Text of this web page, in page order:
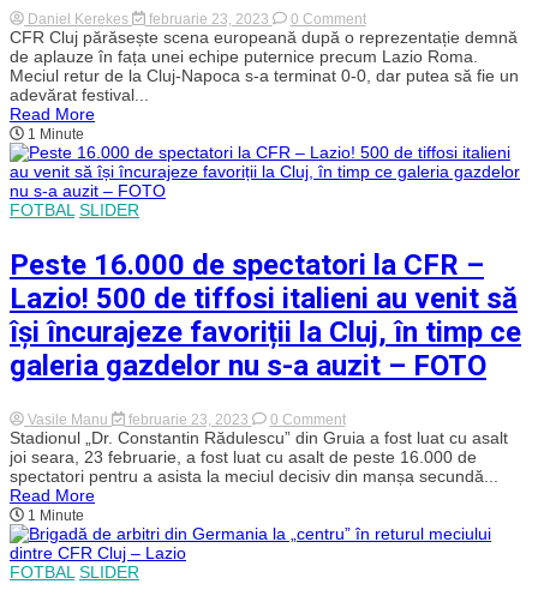
Daniel Kerekes februarie 23, 2023 0 Commenton
CFR
Cluj,
eliminată
din
un
retur
cu
a
ratat
niște
ocazii
imense!
CFR Cluj părăsește scena europeană după o reprezentație demnă
de aplauze în fața unei echipe puternice precum Lazio Roma.
Meciul retur de la Cluj-Napoca s-a terminat 0-0, dar putea să fie un
adevărat festival...
Read More
1 Minute
FOTBAL SLIDER
Peste 16.000 de spectatori la CFR –
Lazio! 500 de tiffosi italieni au venit să
își încurajeze favoriții la Cluj, în timp ce
galeria gazdelor nu s-a auzit – FOTO
Vasile Manu februarie 23, 2023 0 Commenton
Peste
16.000
de
spectatori
–
Stadionul „Dr. Constantin Rădulescu” din Gruia a fost luat cu asalt
joi seara, 23 februarie, a fost luat cu asalt de peste 16.000 de
spectatori pentru a asista la meciul decisiv din manșa secundă...
Read More
1 Minute
FOTBAL SLIDER